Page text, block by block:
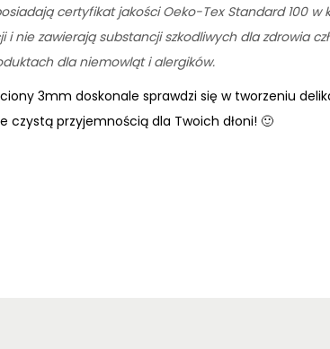
certyfikat jakości Oeko-Tex Standard 100 w
nie zawierają substancji szkodliwych dla zdrowia
dla niemowląt i alergików.
3mm doskonale sprawdzi się w tworzeniu
czystą przyjemnością dla Twoich dłoni! 🙂